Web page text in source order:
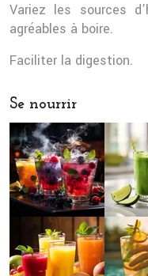
Variez les sources
agréables à boire.
Faciliter la digestion.
Se nourrir